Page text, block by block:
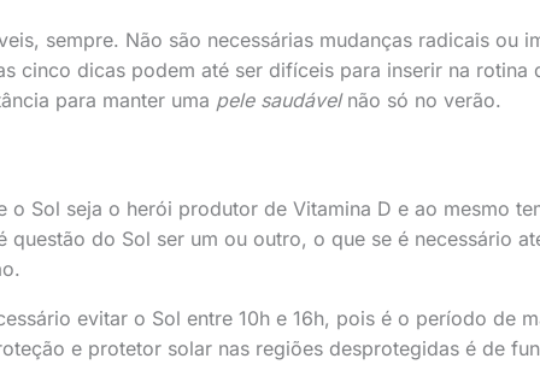
sempre. Não são necessárias mudanças radicais ou
cinco dicas podem até ser difíceis para inserir na rotina
para manter uma pele saudávelnão só no verão.
o Sol seja o herói produtor de Vitamina D e ao mesmo
questão do Sol ser um ou outro, o que se é necessário
evitar o Sol entre 10h e 16h, pois é o período de
e protetor solar nas regiões desprotegidas é de